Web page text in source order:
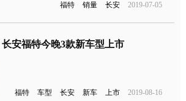
福特 销量 长安 2019-07-05
长安福特今晚3款新车型上市
福特 车型 长安 新车 上市 2019-08-16